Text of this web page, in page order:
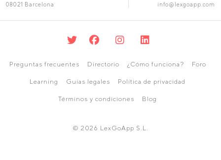
08021 Barcelona
info@lexgoapp.com
Preguntas frecuentes Directorio ¿Cómo funciona? Foro
Learning Guías legales Política de privacidad
Términos y condiciones Blog
© 2026 LexGoApp S.L.